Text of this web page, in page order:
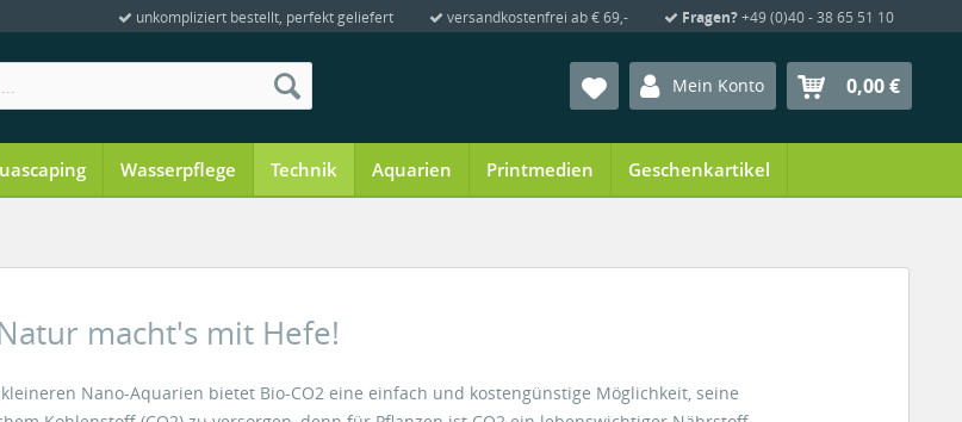
unkompliziert bestellt, perfekt geliefert versandkostenfrei ab € 69,- Fragen?+49 (0)40 - 38 65 51 10
Mein Konto 0,00 €
Wasserpflege Technik Aquarien Printmedien Geschenkartikel
macht's mit Hefe!
Nano-Aquarien bietet Bio-CO2 eine einfach und kostengünstige Möglichkeit, seine